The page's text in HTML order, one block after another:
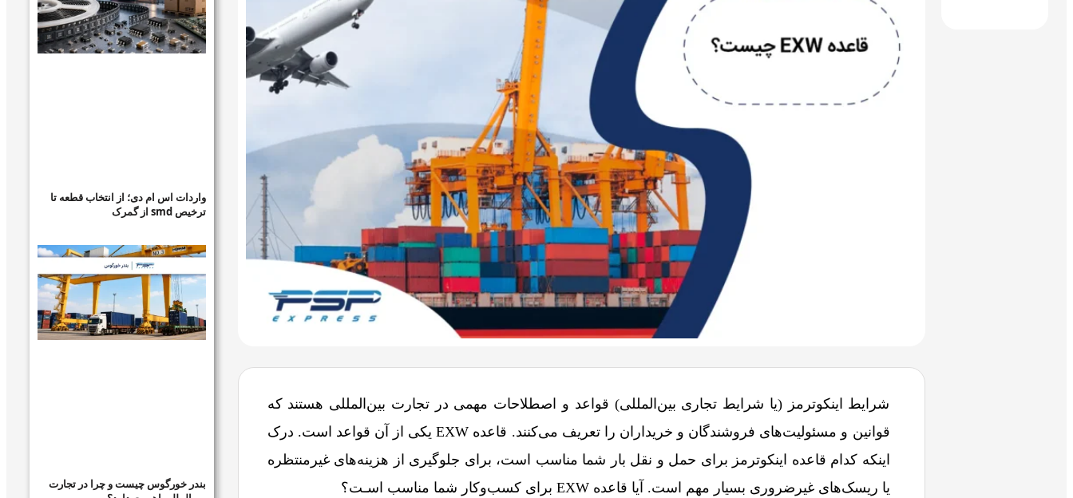
شرایط اینکوترمز (یا شرایط تجاری بین‌المللی) قواعد و اصطلاحات مهمی در تجارت بین‌المللی هستند که
قوانین و مسئولیت‌های فروشندگان و خریداران را تعریف می‌کنند. قاعده EXW یکی از آن قواعد است. درک
اینکه کدام قاعده اینکوترمز برای حمل و نقل بار شما مناسب است، برای جلوگیری از هزینه‌های غیرمنتظره
یا ریسک‌های غیرضروری بسیار مهم است. آیا قاعده EXW برای کسب‌وکار شما مناسب اسـت؟
واردات اس ام دی؛ از انتخاب قطعه تا
ترخیص smd از گمرک
بندر خورگوس چیست و چرا در تجارت